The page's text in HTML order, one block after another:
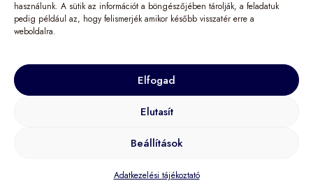
használunk. A sütik az információt a böngészőjében tárolják, a feladatuk
pedig például az, hogy felismerjék amikor később visszatér erre a
weboldalra.
Elfogad
Elutasít
Beállítások
Adatkezelési tájékoztató
Információk
© 2024 TuGo&More – LIMINIS HUNGARY Kft. Minden jog fenntartva!